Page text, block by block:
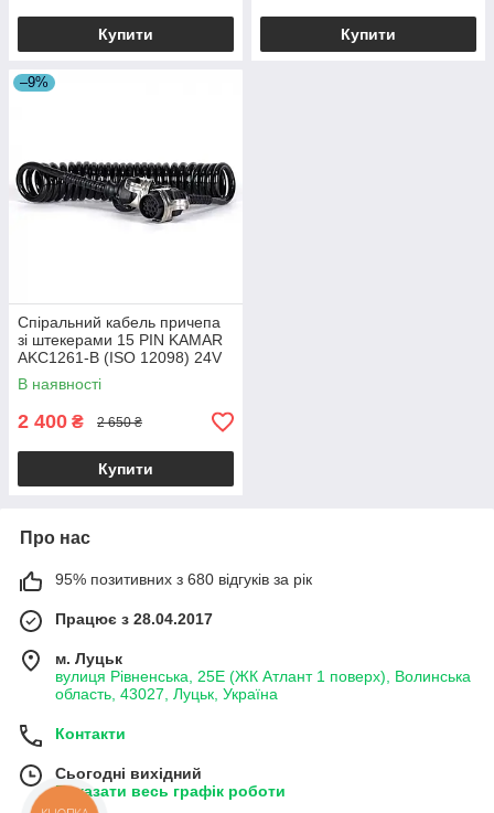
Купити Купити
–9%
Спіральний кабель причепа
зі штекерами 15 PIN KAMAR
AKC1261-B (ISO 12098) 24V
5 м
В наявності
2 400 ₴ 2 650 ₴
Купити
Про нас
95% позитивних з 680 відгуків за рік
Працює з 28.04.2017
м. Луцьк
вулиця Рівненська, 25Е (ЖК Атлант 1 поверх), Волинська
область, 43027, Луцьк, Україна
Контакти
Сьогодні вихідний
Показати весь графік роботи